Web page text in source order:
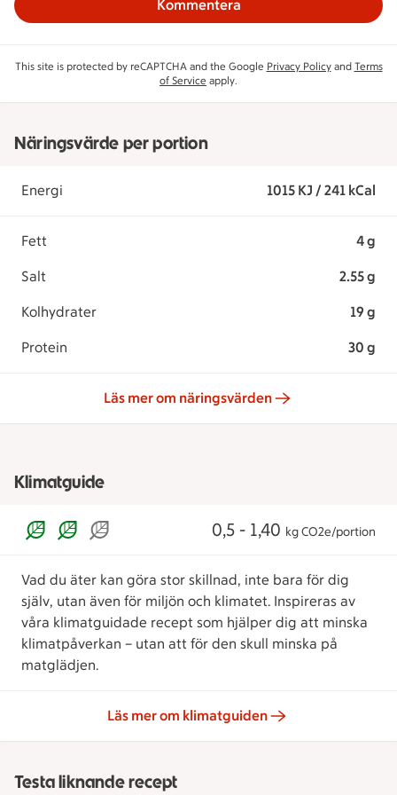
Kommentera
This site is protected by reCAPTCHA and the Google Privacy Policyand Terms
of Service apply.
Näringsvärde per portion
Energi 1015 KJ / 241 kCal
Fett 4 g
Salt 2.55 g
Kolhydrater 19 g
Protein 30 g
Läs mer om näringsvärden
Klimatguide
0,5 - 1,40 kg CO2e/portion
Vad du äter kan göra stor skillnad, inte bara för dig
själv, utan även för miljön och klimatet. Inspireras av
våra klimatguidade recept som hjälper dig att minska
klimatpåverkan – utan att för den skull minska på
matglädjen.
Läs mer om klimatguiden
Testa liknande recept